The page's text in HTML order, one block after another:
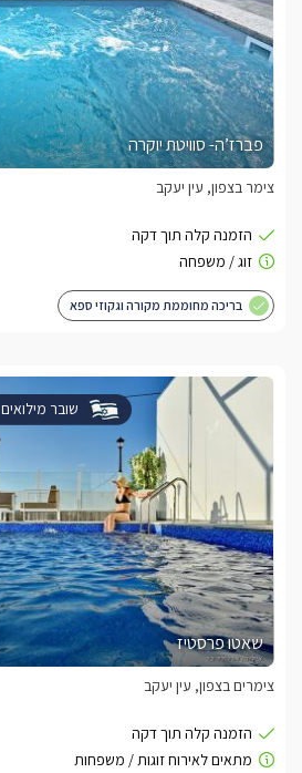
פברז’ה- סוויטת יוקרה
צימר בצפון, עין יעקב
בריכה מחוממת מקורה וגקוזי ספא
שובר מילואים
שאטו פרסטיז
צימרים בצפון, עין יעקב